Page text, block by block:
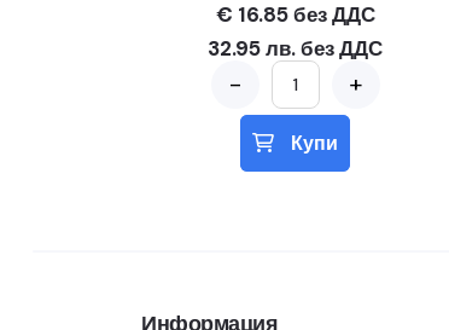
€ 16.85 без ДДС
32.95 лв. без ДДС
- +
Купи
Информация